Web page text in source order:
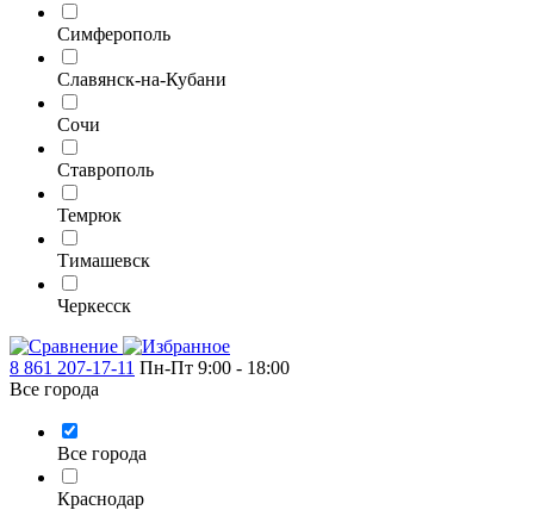
Симферополь
Славянск-на-Кубани
Сочи
Ставрополь
Темрюк
Тимашевск
Черкесск
8 861 207-17-11 Пн-Пт 9:00 - 18:00
Все города
Все города
Краснодар